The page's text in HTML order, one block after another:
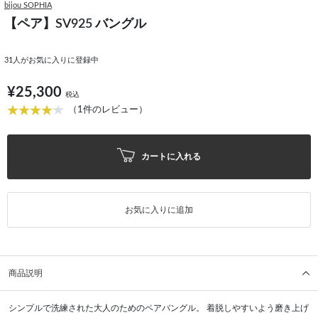
bijou SOPHIA
【ペア】SV925 バングル
31 人がお気に入りに登録中
¥25,300 税込
（1件のレビュー）
カートに入れる
お気に入りに追加
商品説明
シンプルで洗練された大人のためのペアバングル。 着脱しやすいよう磨き上げ